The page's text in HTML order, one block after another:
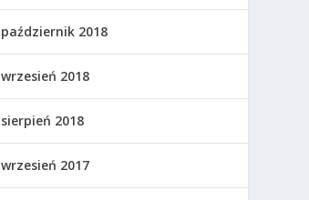
październik 2018
wrzesień 2018
sierpień 2018
wrzesień 2017